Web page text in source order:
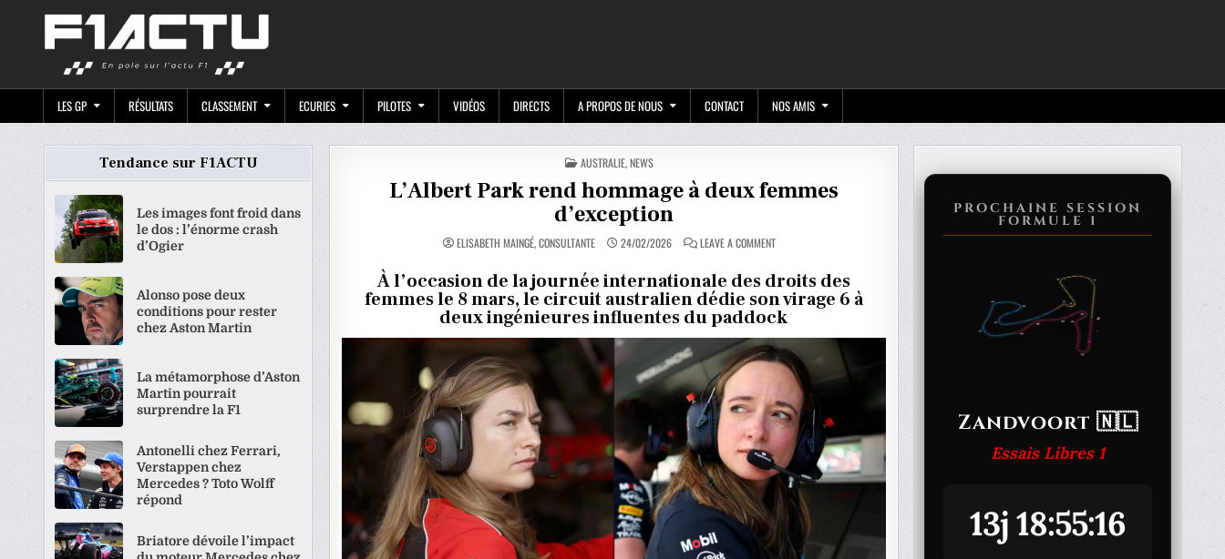
LES GP RÉSULTATS CLASSEMENT ECURIES PILOTES VIDÉOS DIRECTS A PROPOS DE NOUS CONTACT NOS AMIS
POSTED
IN
AUSTRALIE,NEWS
L’Albert Park rend hommage à deux femmes
d’exception
ELISABETH MAINGÉ, CONSULTANTE 24/02/2026 LEAVE A COMMENTON
L’ALBERT
REND
HOMMAGE
À
DEUX
FEMMES
À l’occasion de la journée internationale des droits des
femmes le 8 mars, le circuit australien dédie son virage 6 à
deux ingénieures influentes du paddock
Tendance sur F1ACTU
Les images font froid dans
le dos : l’énorme crash
d’Ogier
Alonso pose deux
conditions pour rester
chez Aston Martin
La métamorphose d’Aston
Martin pourrait
surprendre la F1
Antonelli chez Ferrari,
Verstappen chez
Mercedes ? Toto Wolff
répond
Briatore dévoile l’impact
PROCHAINE SESSION
FORMULE 1
Zandvoort 🇳🇱
Essais Libres 1
13j 18:55:16